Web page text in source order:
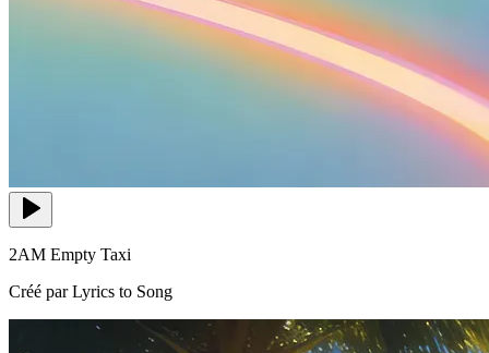
2AM Empty Taxi
Créé par Lyrics to Song